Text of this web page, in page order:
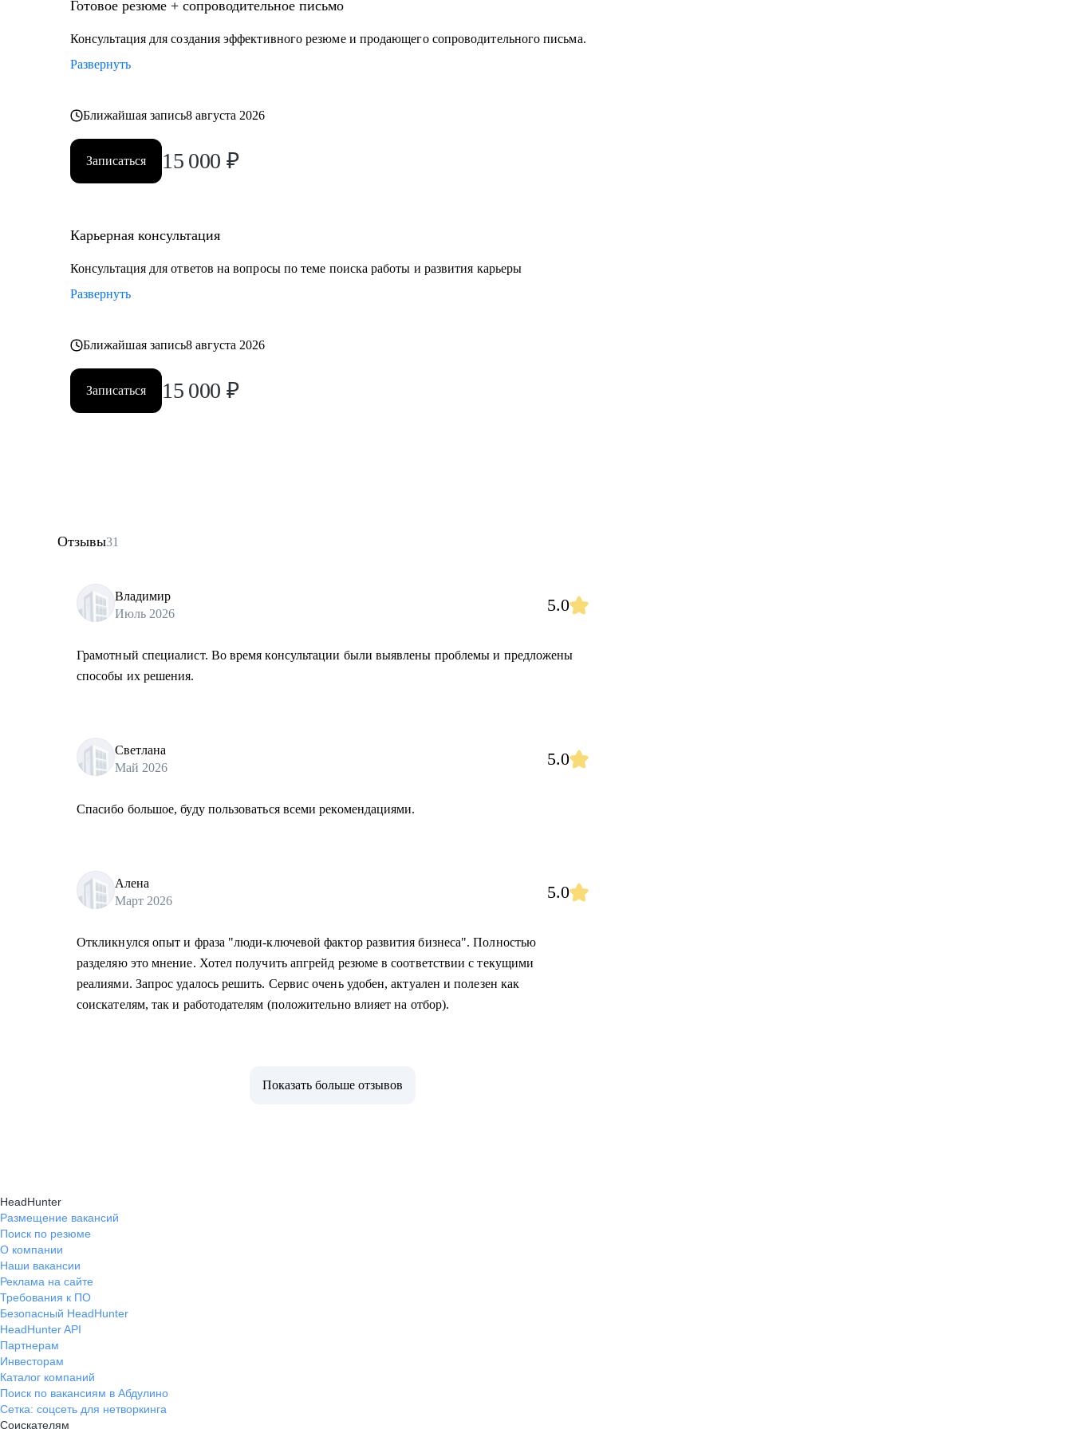
• Директор по производству
• Директор по логистике и закупкам
• Директор по стратегическому развитию
проблемы в области профессионального развития: выявить сильные стороны и зоны роста, понять
личную профессиональную уникальность, найти оптимальное и актуальное решение, а также
Готовое резюме + сопроводительное письмо
Консультация для создания эффективного резюме и продающего сопроводительного письма.
Развернуть
Ближайшая запись8 августа 2026
Записаться 15 000 ₽
Карьерная консультация
Консультация для ответов на вопросы по теме поиска работы и развития карьеры
Развернуть
Ближайшая запись8 августа 2026
Записаться 15 000 ₽
Отзывы31
Владимир
Июль 2026
5.0
Грамотный специалист. Во время консультации были выявлены проблемы и предложены
способы их решения.
Светлана
Май 2026
5.0
Спасибо большое, буду пользоваться всеми рекомендациями.
Алена
Март 2026
5.0
Откликнулся опыт и фраза "люди-ключевой фактор развития бизнеса". Полностью
разделяю это мнение. Хотел получить апгрейд резюме в соответствии с текущими
реалиями. Запрос удалось решить. Сервис очень удобен, актуален и полезен как
соискателям, так и работодателям (положительно влияет на отбор).
Показать больше отзывов
HeadHunter
Размещение вакансий
Поиск по резюме
О компании
Наши вакансии
Реклама на сайте
Требования к ПО
Безопасный HeadHunter
HeadHunter API
Партнерам
Инвесторам
Каталог компаний
Поиск по вакансиям в Абдулино
Сетка: соцсеть для нетворкинга
Соискателям